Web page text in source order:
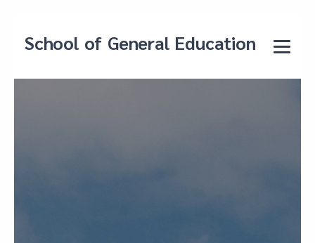
School of General Education